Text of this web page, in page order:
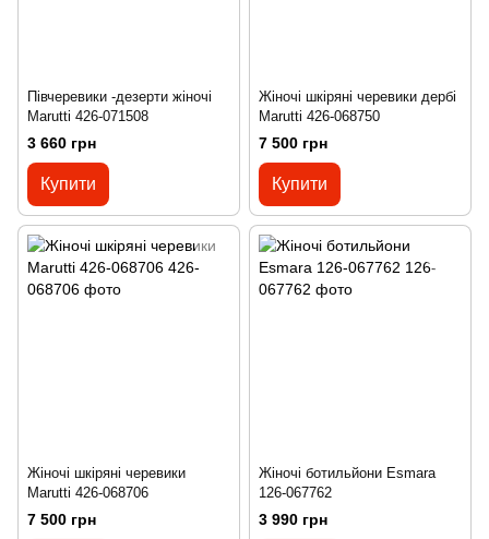
Півчеревики -дезерти жіночі
Marutti 426-071508
3 660 грн
Купити
Жіночі шкіряні черевики дербі
Marutti 426-068750
7 500 грн
Купити
Жіночі шкіряні черевики
Marutti 426-068706
7 500 грн
Жіночі ботильйони Esmara
126-067762
3 990 грн